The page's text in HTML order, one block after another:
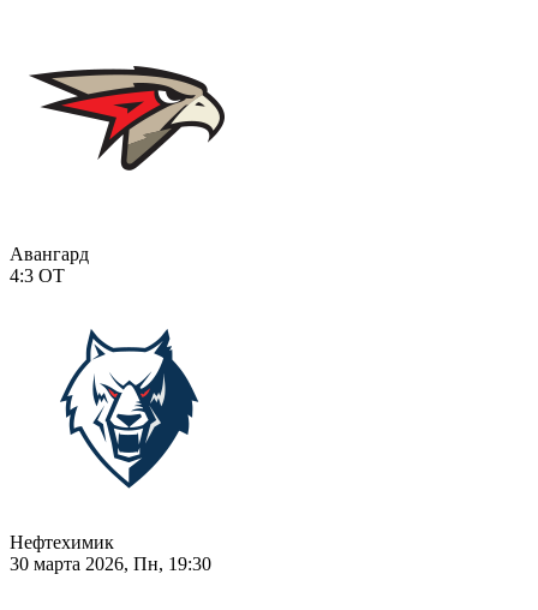
Авангард
4:3 ОТ
Нефтехимик
30 марта 2026, Пн, 19:30